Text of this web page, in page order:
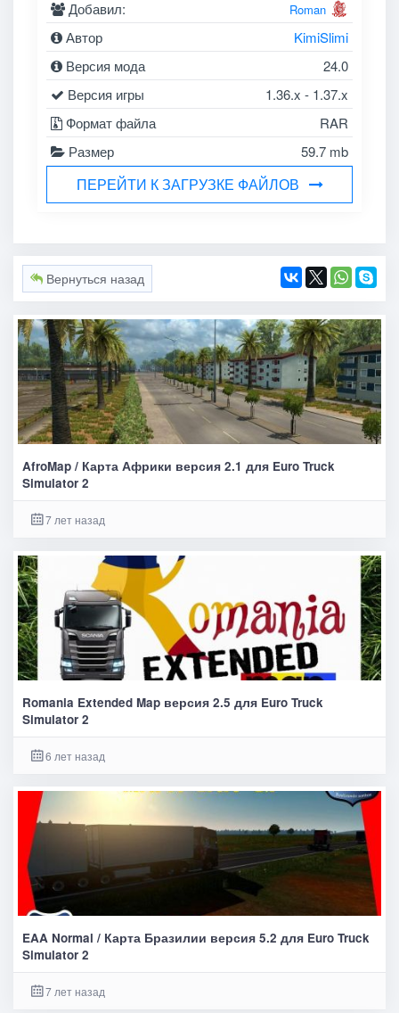
Добавил: Roman
Автор
KimiSlimi
Версия мода
24.0
Версия игры
1.36.x - 1.37.x
Формат файла
RAR
Размер
59.7 mb
ПЕРЕЙТИ К ЗАГРУЗКЕ ФАЙЛОВ
Вернуться назад
AfroMap / Карта Африки версия 2.1 для Euro Truck
Simulator 2
7 лет назад
Romania Extended Map версия 2.5 для Euro Truck
Simulator 2
6 лет назад
EAA Normal / Карта Бразилии версия 5.2 для Euro Truck
Simulator 2
7 лет назад